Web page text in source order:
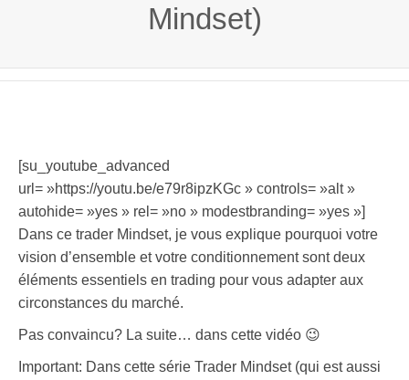
Mindset)
[su_youtube_advanced
url= »https://youtu.be/e79r8ipzKGc » controls= »alt »
autohide= »yes » rel= »no » modestbranding= »yes »]
Dans ce trader Mindset, je vous explique pourquoi votre
vision d’ensemble et votre conditionnement sont deux
éléments essentiels en trading pour vous adapter aux
circonstances du marché.
Pas convaincu? La suite… dans cette vidéo 😉
Important: Dans cette série Trader Mindset (qui est aussi